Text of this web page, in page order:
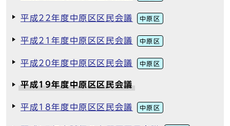
平成22年度中原区区民会議 中原区
平成21年度中原区区民会議 中原区
平成20年度中原区区民会議 中原区
平成19年度中原区区民会議
平成18年度中原区区民会議 中原区